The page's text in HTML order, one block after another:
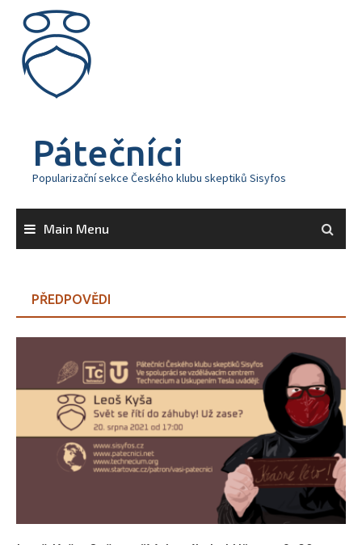
content
Pátečníci
Popularizační sekce Českého klubu skeptiků Sisyfos
Main Menu
PŘEDPOVĚDI